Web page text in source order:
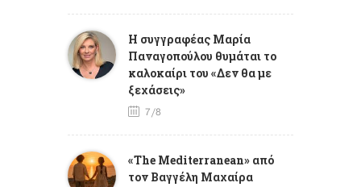
Η συγγραφέας Μαρία
Παναγοπούλου θυμάται το
καλοκαίρι του «Δεν θα με
ξεχάσεις»
7/8
«The Mediterranean» από
τον Βαγγέλη Μαχαίρα